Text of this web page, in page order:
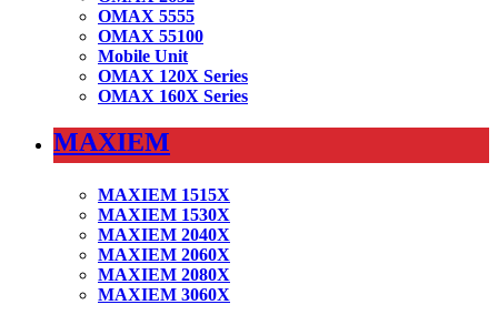
OMAX 5555
OMAX 55100
Mobile Unit
OMAX 120X Series
OMAX 160X Series
MAXIEM
MAXIEM 1515X
MAXIEM 1530X
MAXIEM 2040X
MAXIEM 2060X
MAXIEM 2080X
MAXIEM 3060X